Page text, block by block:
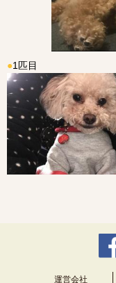
●1匹目
運営会社